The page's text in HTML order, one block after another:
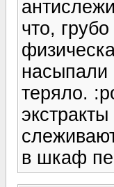
что,
насыпали
теряло.
в шкаф